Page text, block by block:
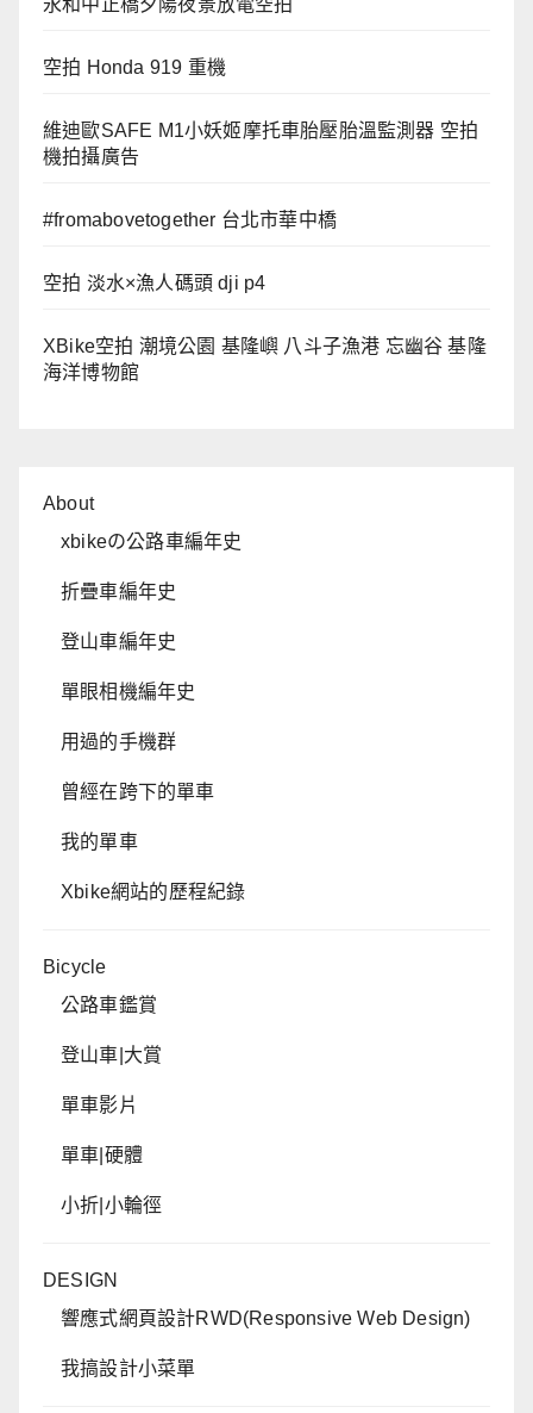
空拍 Honda 919 重機
維迪歐SAFE M1小妖姬摩托車胎壓胎溫監測器 空拍
機拍攝廣告
#fromabovetogether 台北市華中橋
空拍 淡水×漁人碼頭 dji p4
XBike空拍 潮境公園 基隆嶼 八斗子漁港 忘幽谷 基隆
海洋博物館
About
xbikeの公路車編年史
折疊車編年史
登山車編年史
單眼相機編年史
用過的手機群
曾經在跨下的單車
我的單車
Xbike網站的歷程紀錄
Bicycle
公路車鑑賞
登山車|大賞
單車影片
單車|硬體
小折|小輪徑
DESIGN
響應式網頁設計RWD(Responsive Web Design)
我搞設計小菜單